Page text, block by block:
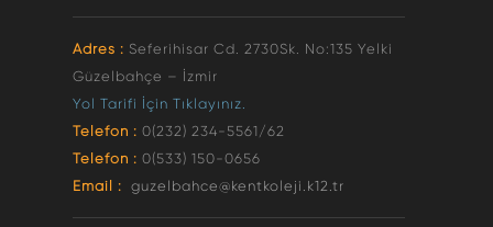
Adres : Seferihisar Cd. 2730Sk. No:135 Yelki
Güzelbahçe – İzmir
Yol Tarifi İçin Tıklayınız.
Telefon : 0(232) 234-5561/62
Telefon : 0(533) 150-0656
Email : guzelbahce@kentkoleji.k12.tr